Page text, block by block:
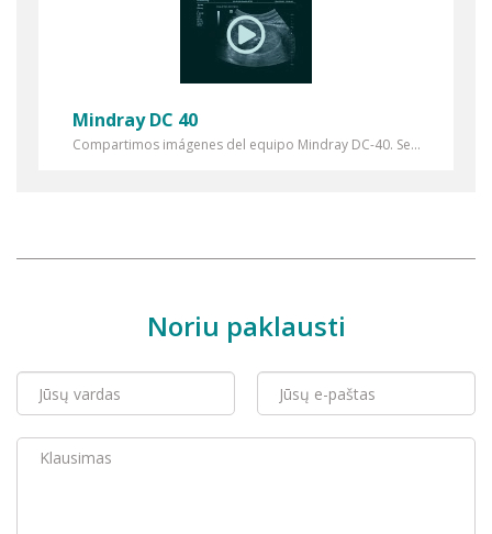
Mindray DC 40
Compartimos imágenes del equipo Mindray DC-40. Se...
Noriu paklausti